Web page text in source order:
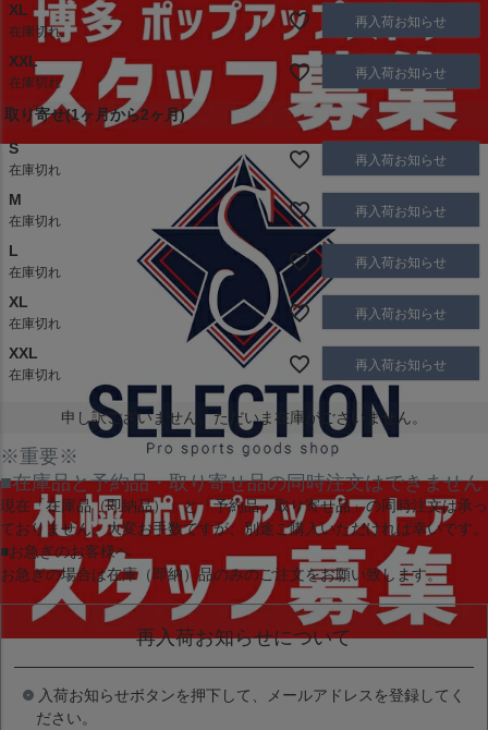
XL
在庫切れ
再入荷お知らせ
XXL
在庫切れ
再入荷お知らせ
取り寄せ(1ヶ月から2ヶ月)
S
在庫切れ
再入荷お知らせ
M
在庫切れ
再入荷お知らせ
L
在庫切れ
再入荷お知らせ
XL
在庫切れ
再入荷お知らせ
XXL
在庫切れ
再入荷お知らせ
申し訳ございません。ただいま在庫がございません。
※重要※
■在庫品と予約品・取り寄せ品の同時注文はできません
現在 「在庫品（即納品）」と「予約品・取り寄せ品」の同時注文は承っ
ておりません。大変お手数ですが、別途ご購入いただければ幸いです。
■お急ぎのお客様へ
お急ぎの場合は在庫（即納）品のみのご注文をお願い致します。
再入荷お知らせについて
入荷お知らせボタンを押下して、メールアドレスを登録してく
ださい。